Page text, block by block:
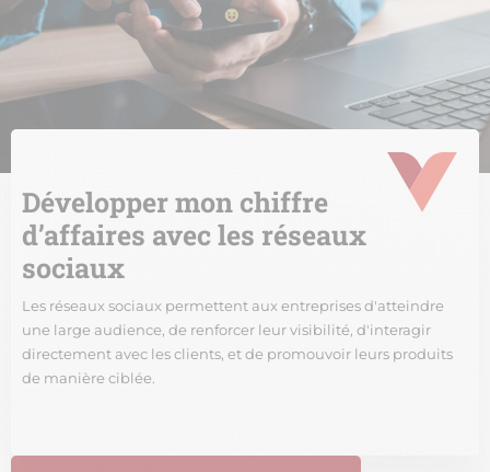
Développer mon chiffre
d’affaires avec les réseaux
sociaux
Les réseaux sociaux permettent aux entreprises d'atteindre
une large audience, de renforcer leur visibilité, d'interagir
directement avec les clients, et de promouvoir leurs produits
de manière ciblée.